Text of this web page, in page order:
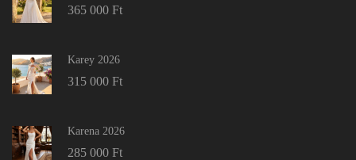
365 000 Ft
Karey 2026
315 000 Ft
Karena 2026
285 000 Ft